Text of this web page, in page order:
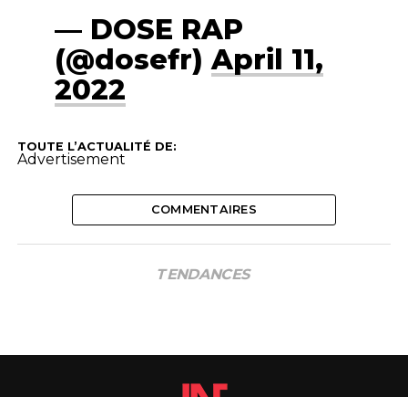
— DOSE RAP
(@dosefr)April 11,
2022
TOUTE L’ACTUALITÉ DE:
Advertisement
COMMENTAIRES
TENDANCES